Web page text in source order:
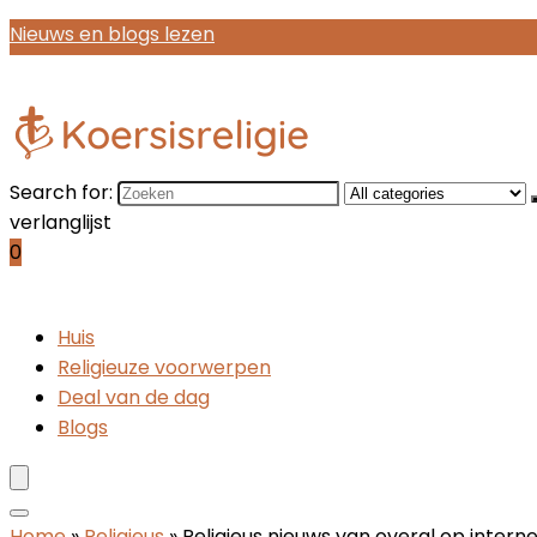
Nieuws en blogs lezen
Search for:
verlanglijst
0
Huis
Religieuze voorwerpen
Deal van de dag
Blogs